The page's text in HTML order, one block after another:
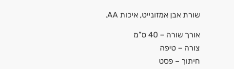
שורת אבן אמזונייט, איכות AA.
אורך שורה – 40 ס”מ
צורה – טיפה
חיתוך – פסט